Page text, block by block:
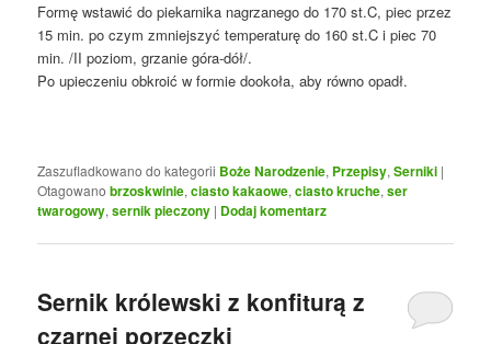
Formę wstawić do piekarnika nagrzanego do 170 st.C, piec przez
15 min. po czym zmniejszyć temperaturę do 160 st.C i piec 70
min. /II poziom, grzanie góra-dół/.
Po upieczeniu obkroić w formie dookoła, aby równo opadł.
Zaszufladkowano do kategorii Boże Narodzenie, Przepisy,Serniki |
Otagowano brzoskwinie,ciasto kakaowe,ciasto kruche,ser
twarogowy,sernik pieczony | Dodaj komentarz
Sernik królewski z konfiturą z
czarnej porzeczki